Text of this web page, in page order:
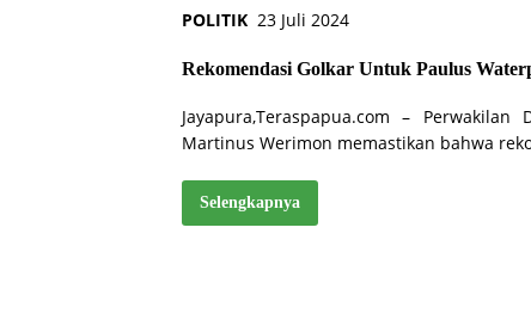
POLITIK 23 Juli 2024
Rekomendasi Golkar Untuk Paulus
Jayapura,Teraspapua.com –
Martinus Werimon memastikan bahwa
Selengkapnya